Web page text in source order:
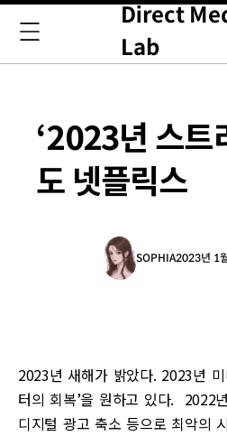
Direct
Lab
‘2023년 스트
도 넷플릭스
SOPHIA2023년 1
2023년 새해가 밝았다. 2023년
터의 회복’을 원하고 있다. 2022
디지털 광고 축소 등으로 최악의